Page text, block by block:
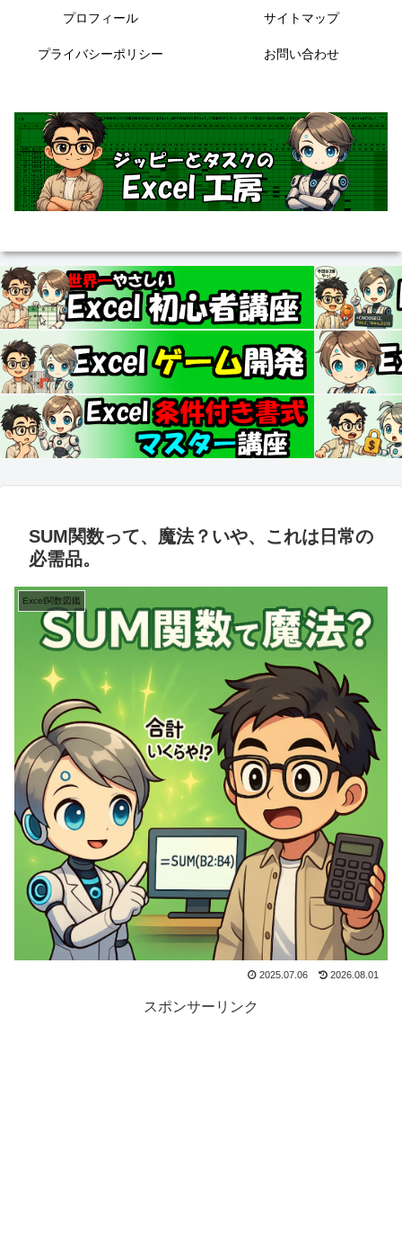
プロフィール サイトマップ
プライバシーポリシー お問い合わせ
SUM関数って、魔法？いや、これは日常の
必需品。
Excel関数図鑑
2025.07.06 2026.08.01
スポンサーリンク